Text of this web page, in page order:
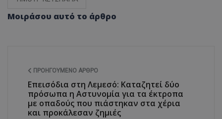
Μοιράσου αυτό το άρθρο
ΠΡΟΗΓΟΎΜΕΝΟ ΆΡΘΡΟ
Επεισόδια στη Λεμεσό: Καταζητεί δύο
πρόσωπα η Αστυνομία για τα έκτροπα
με οπαδούς που πιάστηκαν στα χέρια
και προκάλεσαν ζημιές